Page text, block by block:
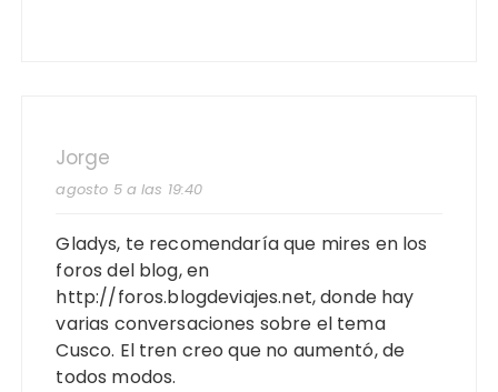
Jorge
agosto 5 a las 19:40
Gladys, te recomendaría que mires en los
foros del blog, en
http://foros.blogdeviajes.net, donde hay
varias conversaciones sobre el tema
Cusco. El tren creo que no aumentó, de
todos modos.